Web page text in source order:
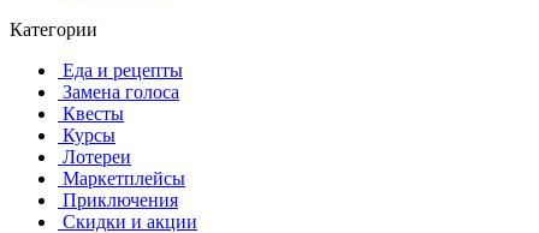
Категории
️ ️Еда и рецепты
️ Замена голоса
️ Квесты
‍ Курсы
️ Лотереи
️ Маркетплейсы
️ Приключения
️ Скидки и акции